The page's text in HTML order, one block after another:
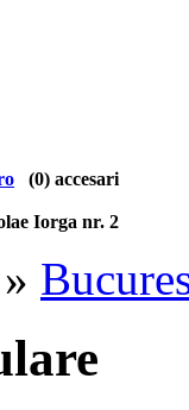
(0) accesari
Iorga nr. 2
»